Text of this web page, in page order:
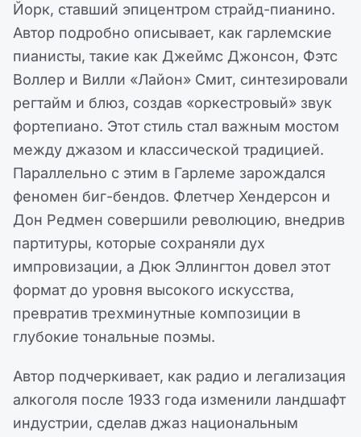
Йорк, ставший эпицентром страйд-пианино.
Автор подробно описывает, как гарлемские
пианисты, такие как Джеймс Джонсон, Фэтс
Воллер и Вилли «Лайон» Смит, синтезировали
регтайм и блюз, создав «оркестровый» звук
фортепиано. Этот стиль стал важным мостом
между джазом и классической традицией.
Параллельно с этим в Гарлеме зарождался
феномен биг-бендов. Флетчер Хендерсон и
Дон Редмен совершили революцию, внедрив
партитуры, которые сохраняли дух
импровизации, а Дюк Эллингтон довел этот
формат до уровня высокого искусства,
превратив трехминутные композиции в
глубокие тональные поэмы.
Автор подчеркивает, как радио и легализация
алкоголя после 1933 года изменили ландшафт
индустрии, сделав джаз национальным